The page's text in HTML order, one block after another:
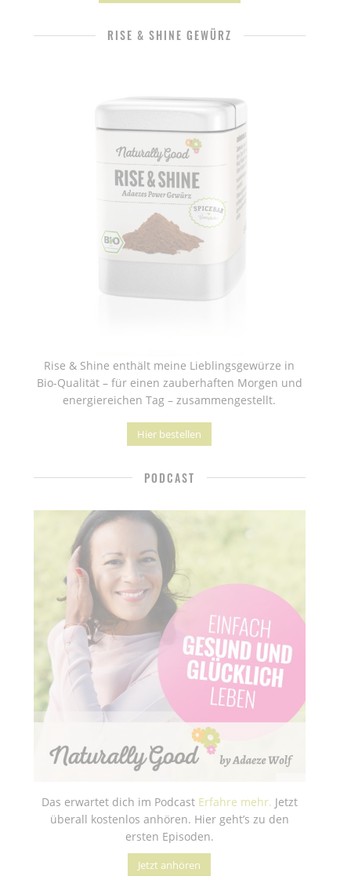
RISE & SHINE GEWÜRZ
Rise & Shine enthält meine Lieblingsgewürze in
Bio-Qualität – für einen zauberhaften Morgen und
energiereichen Tag – zusammengestellt.
Hier bestellen
PODCAST
Das erwartet dich im Podcast Erfahre mehr. Jetzt
überall kostenlos anhören. Hier geht’s zu den
ersten Episoden.
Jetzt anhören